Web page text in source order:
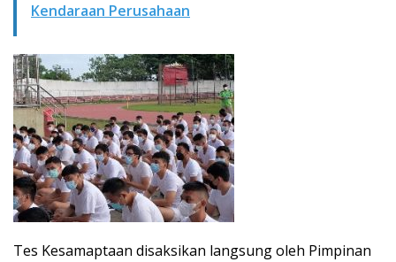
Kendaraan Perusahaan
Tes Kesamaptaan disaksikan langsung oleh Pimpinan